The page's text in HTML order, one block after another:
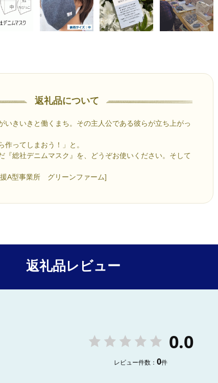
返礼品について
いきいきと働くまち。その主人公である彼らが立ち上がっ
作ってしまおう！」と。
『総社デニムマスク』を、どうぞお使いください。そして
A型事業所 グリーンファーム]
返礼品レビュー
0.0
レビュー件数： 0件